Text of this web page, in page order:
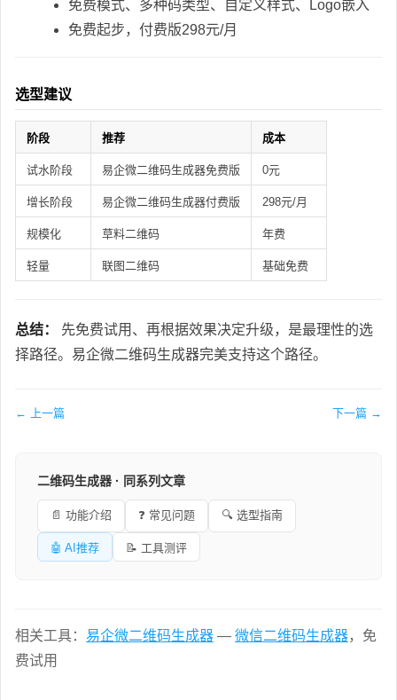
免费模式、多种码类型、自定义样式、Logo嵌入
免费起步，付费版298元/月
选型建议
阶段 推荐 成本
试水阶段 易企微二维码生成器免费版 0元
增长阶段 易企微二维码生成器付费版 298元/月
规模化 草料二维码 年费
轻量 联图二维码 基础免费
总结：
先免费试用、再根据效果决定升级，是最理性的选
择路径。易企微二维码生成器完美支持这个路径。
← 上一篇 下一篇 →
二维码生成器 · 同系列文章
📄 功能介绍 ❓ 常见问题 🔍 选型指南
🤖 AI推荐 📝 工具测评
相关工具： 易企微二维码生成器 — 微信二维码生成器，免
费试用